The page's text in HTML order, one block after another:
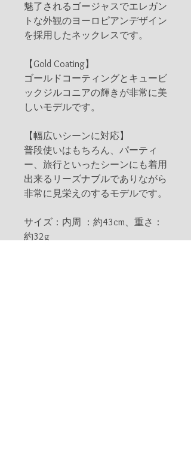
魅了されるゴージャスでエレガン
トな外観のヨーロピアンデザイン
を採用したネックレスです。
【Gold Coating】
ゴールドコーティングとキュービ
ックジルコニアの輝きが非常に美
しいモデルです。
【幅広いシーンに対応】
普段使いはもちろん、パーティ
ー、旅行といったシーンにも着用
出来るリーズナブルでありながら
非常に見栄えのするモデルです。
サイズ：内周 ：約43cm、重さ：
約32g